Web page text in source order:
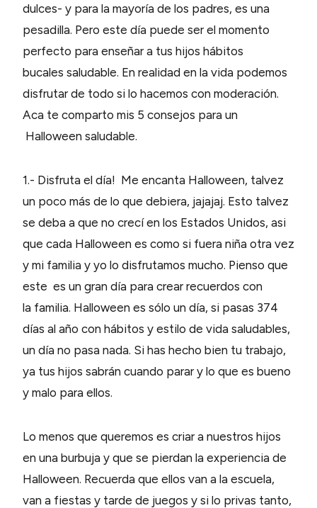
dulces- y para la mayoría de los padres, es una
pesadilla. Pero este día puede ser el momento
perfecto para enseñar a tus hijos hábitos
bucales saludable. En realidad en la vida podemos
disfrutar de todo si lo hacemos con moderación.
Aca te comparto mis 5 consejos para un
Halloween saludable.
1.- Disfruta el día! Me encanta Halloween, talvez
un poco más de lo que debiera, jajajaj. Esto talvez
se deba a que no crecí en los Estados Unidos, asi
que cada Halloween es como si fuera niña otra vez
y mi familia y yo lo disfrutamos mucho. Pienso que
este es un gran día para crear recuerdos con
la familia. Halloween es sólo un día, si pasas 374
días al año con hábitos y estilo de vida saludables,
un día no pasa nada. Si has hecho bien tu trabajo,
ya tus hijos sabrán cuando parar y lo que es bueno
y malo para ellos.
Lo menos que queremos es criar a nuestros hijos
en una burbuja y que se pierdan la experiencia de
Halloween. Recuerda que ellos van a la escuela,
van a fiestas y tarde de juegos y si lo privas tanto,